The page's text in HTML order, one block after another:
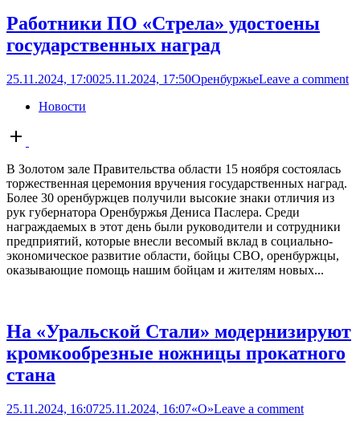
Работники ПО «Стрела» удостоены
государственных наград
25.11.2024, 17:0025.11.2024, 17:50ОренбуржьеLeave a comment
Новости
Open
post
В Золотом зале Правительства области 15 ноября состоялась
торжественная церемония вручения государственных наград.
Более 30 оренбуржцев получили высокие знаки отличия из
рук губернатора Оренбуржья Дениса Паслера. Среди
награждаемых в этот день были руководители и сотрудники
предприятий, которые внесли весомый вклад в социально-
экономическое развитие области, бойцы СВО, оренбуржцы,
оказывающие помощь нашим бойцам и жителям новых...
На «Уральской Стали» модернизируют
кромкообрезные ножницы прокатного
стана
25.11.2024, 16:0725.11.2024, 16:07«О»Leave a comment